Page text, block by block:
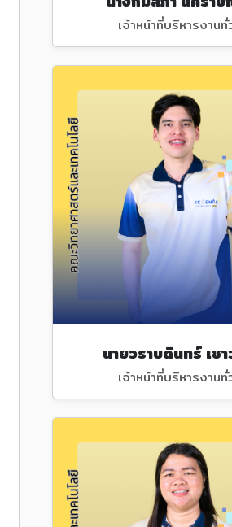
เจ้าหน้าที่บริหารงานทั่
นายวราบดินทร์ เช
เจ้าหน้าที่บริหารงานทั่